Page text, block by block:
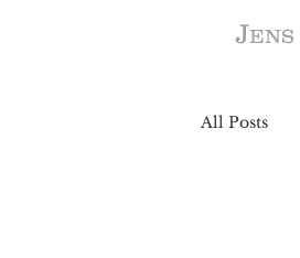
JENS
All Posts